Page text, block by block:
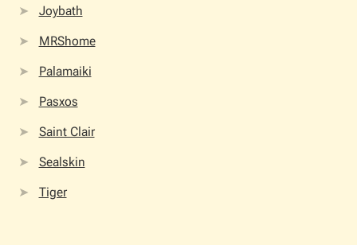
Joybath
MRShome
Palamaiki
Pasxos
Saint Clair
Sealskin
Tiger